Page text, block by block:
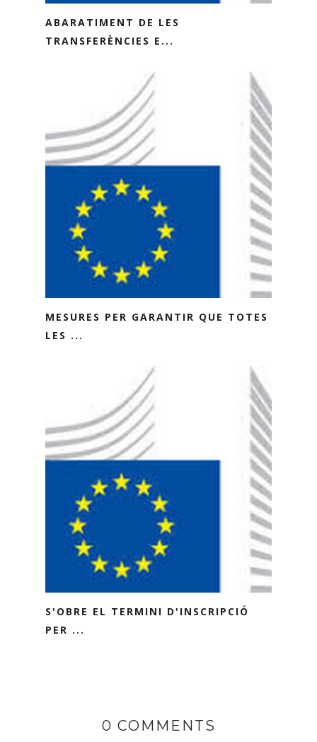
ABARATIMENT DE LES
TRANSFERÈNCIES E...
MESURES PER GARANTIR QUE TOTES
LES ...
S'OBRE EL TERMINI D'INSCRIPCIÓ
PER ...
0 COMMENTS